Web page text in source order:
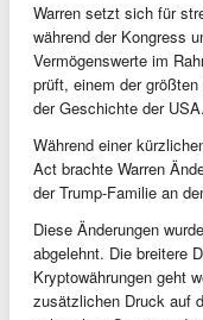
Warren setzt sich für
während der Kongress
Vermögenswerte im
prüft, einem der
der Geschichte der USA.
Während einer
Act brachte Warren
der Trump-Familie an
Diese Änderungen
abgelehnt. Die breitere
Kryptowährungen geht
zusätzlichen Druck auf